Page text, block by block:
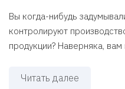
Вы когда-нибудь
контролируют
продукции? Наверняка, вам
Читать далее